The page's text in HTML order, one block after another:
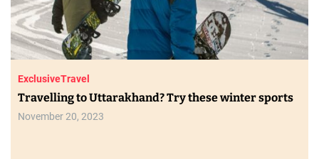
ExclusiveTravel
Travelling to Uttarakhand? Try these winter sports
November 20, 2023